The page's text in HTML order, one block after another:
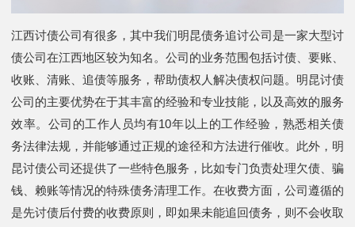
江西讨债公司有很多，其中我们明昆债务追讨公司是一家大型讨
债公司在江西地区较为知名。公司的业务范围包括讨债、要账、
收账、清账、追债等服务，帮助债权人解决债权问题。明昆讨债
公司的主要优势在于其丰富的经验和专业技能，以及高效的服务
效率。公司的工作人员均有10年以上的工作经验，熟悉相关债
务法律法规，并能够通过正规的途径和方法进行催收。此外，明
昆讨债公司还提供了一些特色服务，比如专门负责处理欠债、骗
钱、赖账等情况的特殊债务清理工作。在收费方面，公司遵循的
是先讨债后付费的收费原则，即如果未能追回债务，则不会收取